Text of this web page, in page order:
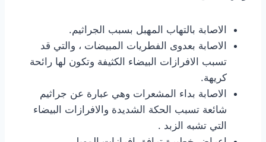
الاصابة بالتهاب المهبل بسبب الجراثيم.
الاصابة بعدوى الفطريات المبيضات ، والتي قد
تسبب الافرازات البيضاء الكثيفة وتكون لها رائحة
كريهة.
الاصابة بداء المشعرات وهي عبارة عن جراثيم
شائعة تسبب الحكة الشديدة والافرازات البيضاء
التي تشبه الزبد .